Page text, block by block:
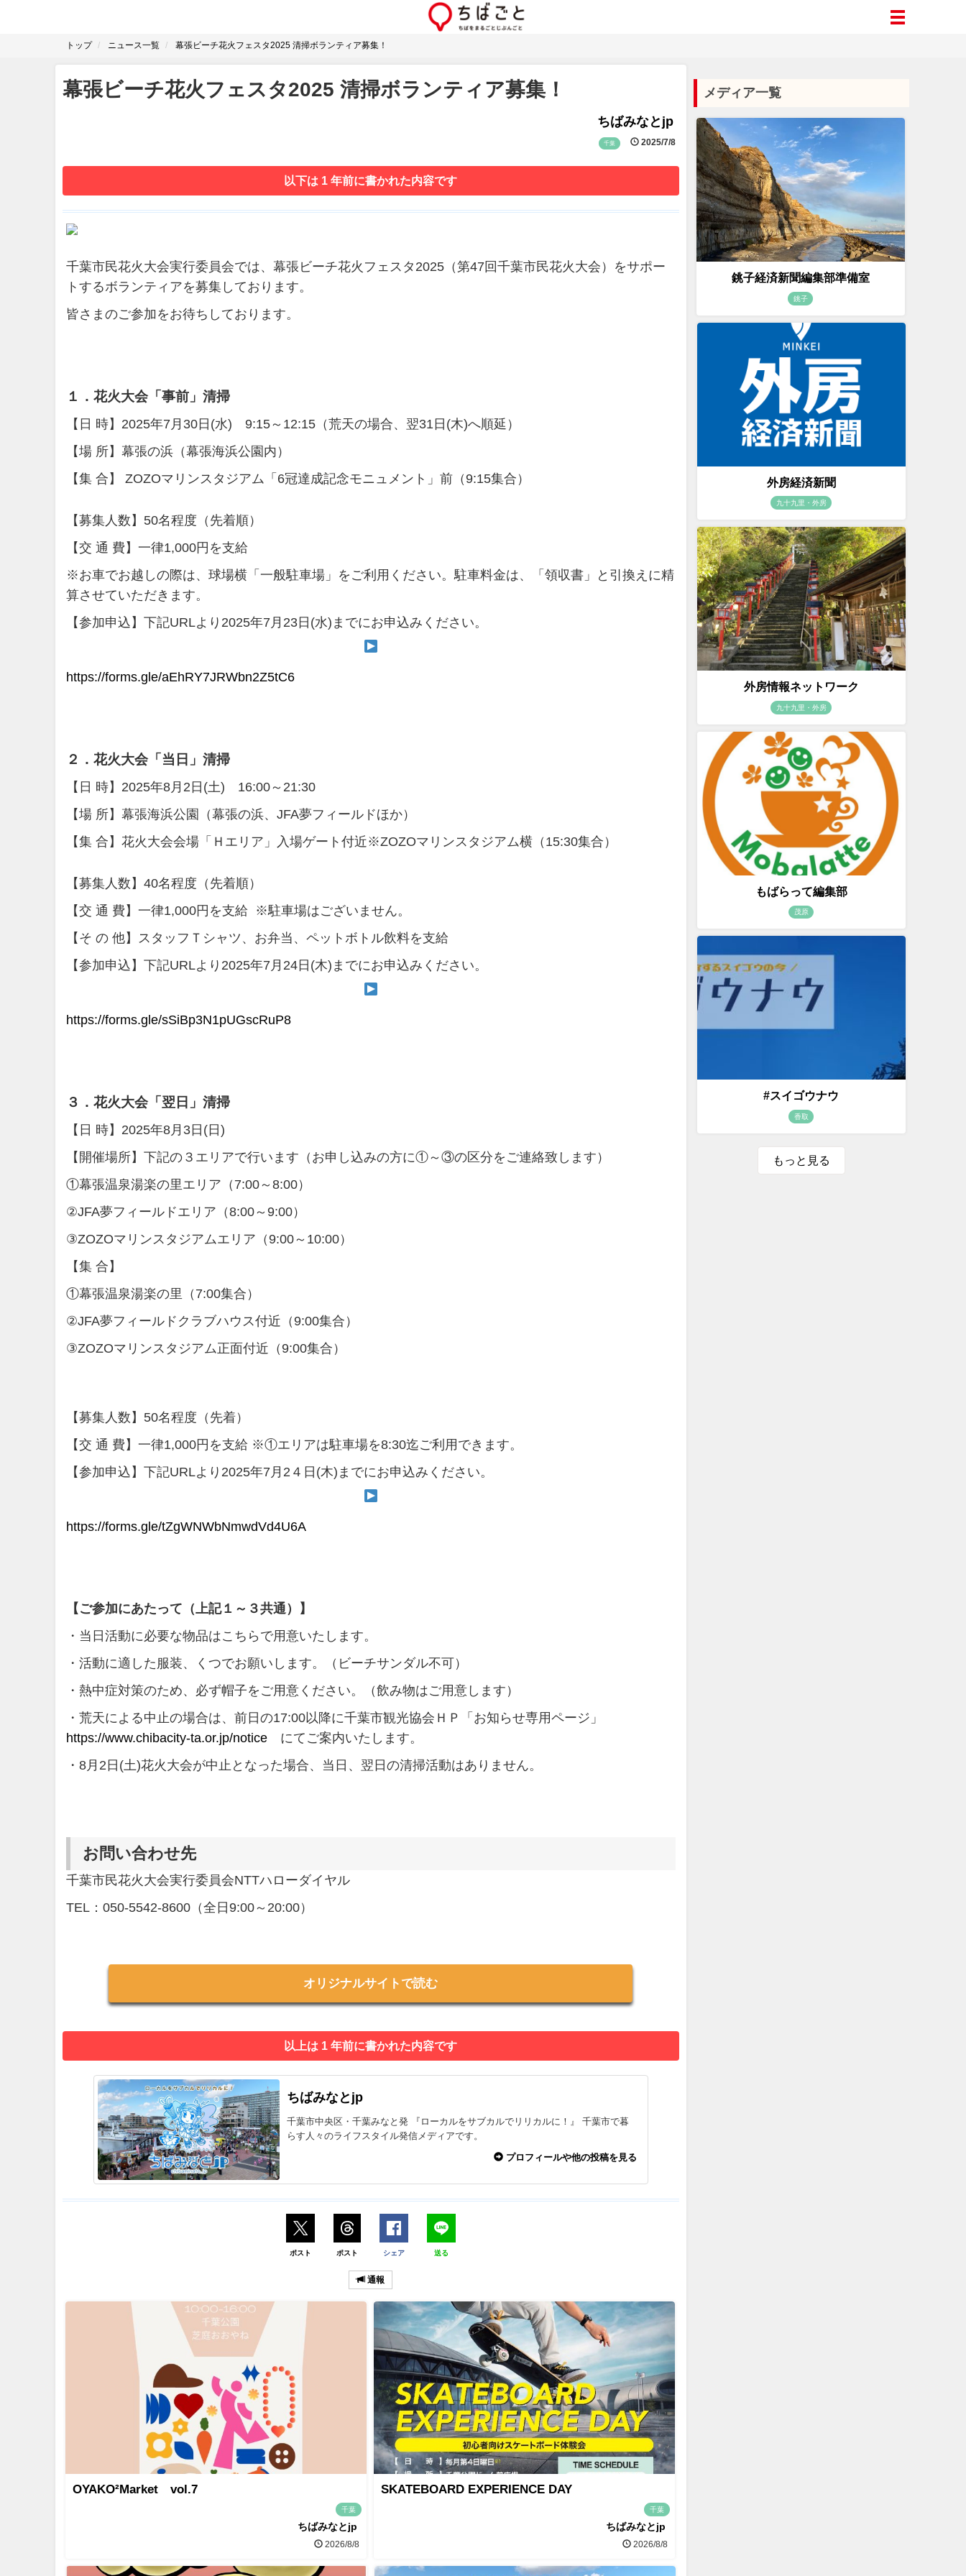
トップ ニュース一覧 幕張ビーチ花火フェスタ2025 清掃ボランティア募集！
幕張ビーチ花火フェスタ2025 清掃ボランティア募集！
ちばみなとjp
千葉 2025/7/8
以下は 1 年前に書かれた内容です
千葉市民花火大会実行委員会では、幕張ビーチ花火フェスタ2025（第47回千葉市民花火大会）をサポー
トするボランティアを募集しております。
皆さまのご参加をお待ちしております。
１．花火大会「事前」清掃
【日 時】2025年7月30日(水) 9:15～12:15（荒天の場合、翌31日(木)へ順延）
【場 所】幕張の浜（幕張海浜公園内）
【集 合】 ZOZOマリンスタジアム「6冠達成記念モニュメント」前（9:15集合）
【募集人数】50名程度（先着順）
【交 通 費】一律1,000円を支給
※お車でお越しの際は、球場横「一般駐車場」をご利用ください。駐車料金は、「領収書」と引換えに精
算させていただきます。
【参加申込】下記URLより2025年7月23日(水)までにお申込みください。
https://forms.gle/aEhRY7JRWbn2Z5tC6
２．花火大会「当日」清掃
【日 時】2025年8月2日(土) 16:00～21:30
【場 所】幕張海浜公園（幕張の浜、JFA夢フィールドほか）
【集 合】花火大会会場「Ｈエリア」入場ゲート付近※ZOZOマリンスタジアム横（15:30集合）
【募集人数】40名程度（先着順）
【交 通 費】一律1,000円を支給 ※駐車場はございません。
【そ の 他】スタッフＴシャツ、お弁当、ペットボトル飲料を支給
【参加申込】下記URLより2025年7月24日(木)までにお申込みください。
https://forms.gle/sSiBp3N1pUGscRuP8
３．花火大会「翌日」清掃
【日 時】2025年8月3日(日)
【開催場所】下記の３エリアで行います（お申し込みの方に①～③の区分をご連絡致します）
①幕張温泉湯楽の里エリア（7:00～8:00）
②JFA夢フィールドエリア（8:00～9:00）
③ZOZOマリンスタジアムエリア（9:00～10:00）
【集 合】
①幕張温泉湯楽の里（7:00集合）
②JFA夢フィールドクラブハウス付近（9:00集合）
③ZOZOマリンスタジアム正面付近（9:00集合）
【募集人数】50名程度（先着）
【交 通 費】一律1,000円を支給 ※①エリアは駐車場を8:30迄ご利用できます。
【参加申込】下記URLより2025年7月2４日(木)までにお申込みください。
https://forms.gle/tZgWNWbNmwdVd4U6A
【ご参加にあたって（上記１～３共通）】
・当日活動に必要な物品はこちらで用意いたします。
・活動に適した服装、くつでお願いします。（ビーチサンダル不可）
・熱中症対策のため、必ず帽子をご用意ください。（飲み物はご用意します）
・荒天による中止の場合は、前日の17:00以降に千葉市観光協会ＨＰ「お知らせ専用ページ」
https://www.chibacity-ta.or.jp/notice にてご案内いたします。
・8月2日(土)花火大会が中止となった場合、当日、翌日の清掃活動はありません。
お問い合わせ先
千葉市民花火大会実行委員会NTTハローダイヤル
TEL：050-5542-8600（全日9:00～20:00）
オリジナルサイトで読む
以上は 1 年前に書かれた内容です
ちばみなとjp
千葉市中央区・千葉みなと発 『ローカルをサブカルでリリカルに！』 千葉市で暮
らす人々のライフスタイル発信メディアです。
プロフィールや他の投稿を見る
ポスト ポスト シェア 送る
通報
OYAKO²Market vol.7
千葉
ちばみなとjp
2026/8/8
SKATEBOARD EXPERIENCE DAY
千葉
ちばみなとjp
2026/8/8
メディア一覧
銚子経済新聞編集部準備室
銚子
外房経済新聞
九十九里・外房
外房情報ネットワーク
九十九里・外房
もばらって編集部
茂原
#スイゴウナウ
香取
もっと見る